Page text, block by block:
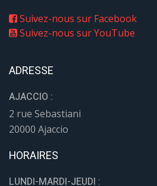
Suivez-nous sur Facebook
Suivez-nous sur YouTube
ADRESSE
AJACCIO :
2 rue Sebastiani
20000 Ajaccio
HORAIRES
LUNDI-MARDI-JEUDI :